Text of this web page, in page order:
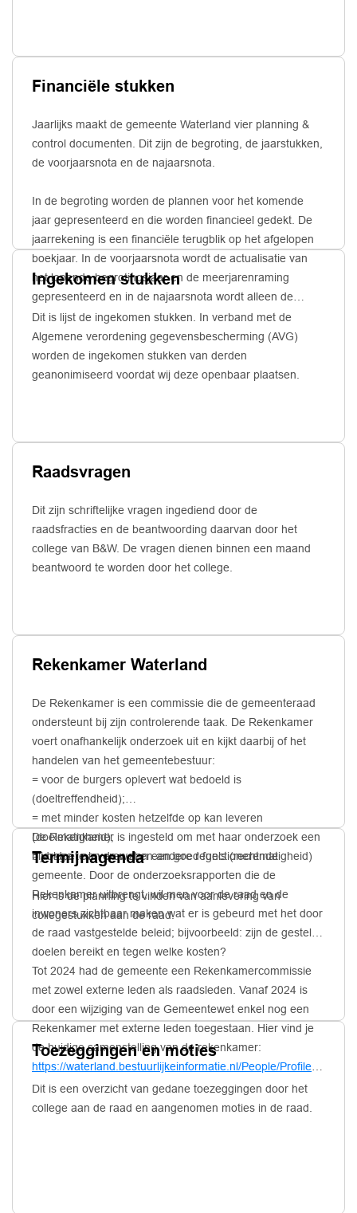
Financiële stukken
Jaarlijks maakt de gemeente Waterland vier planning &
control documenten. Dit zijn de begroting, de jaarstukken,
de voorjaarsnota en de najaarsnota.
In de begroting worden de plannen voor het komende
jaar gepresenteerd en die worden financieel gedekt. De
jaarrekening is een financiële terugblik op het afgelopen
boekjaar. In de voorjaarsnota wordt de actualisatie van
het lopende begrotingsjaar en de meerjarenraming
gepresenteerd en in de najaarsnota wordt alleen de
actualisatie van het lopende begrotingsjaar
gepresenteerd.
Ingekomen stukken
Dit is lijst de ingekomen stukken. In verband met de
Algemene verordening gegevensbescherming (AVG)
worden de ingekomen stukken van derden
geanonimiseerd voordat wij deze openbaar plaatsen.
Raadsvragen
Dit zijn schriftelijke vragen ingediend door de
raadsfracties en de beantwoording daarvan door het
college van B&W. De vragen dienen binnen een maand
beantwoord te worden door het college.
Rekenkamer Waterland
De Rekenkamer is een commissie die de gemeenteraad
ondersteunt bij zijn controlerende taak. De Rekenkamer
voert onafhankelijk onderzoek uit en kijkt daarbij of het
handelen van het gemeentebestuur:
= voor de burgers oplevert wat bedoeld is
(doeltreffendheid);
= met minder kosten hetzelfde op kan leveren
(doelmatigheid);
= voldoet aan de wet en andere regels (rechtmatigheid)
De Rekenkamer is ingesteld om met haar onderzoek een
bijdrage te leveren aan een goed functionerende
gemeente. Door de onderzoeksrapporten die de
Rekenkamer uitbrengt, wil men voor de raad en de
inwoners zichtbaar maken wat er is gebeurd met het door
de raad vastgestelde beleid; bijvoorbeeld: zijn de gestelde
doelen bereikt en tegen welke kosten?
Tot 2024 had de gemeente een Rekenkamercommissie
met zowel externe leden als raadsleden. Vanaf 2024 is
door een wijziging van de Gemeentewet enkel nog een
Rekenkamer met externe leden toegestaan. Hier vind je
de huidige samenstelling van de rekenkamer:
https://waterland.bestuurlijkeinformatie.nl/People/Profiles/
4e49-4560-9c2f-0a61035fb946
Termijnagenda
Hier is de planning te vinden van aanlevering van
collegestukken aan de raad.
Toezeggingen en moties
Dit is een overzicht van gedane toezeggingen door het
college aan de raad en aangenomen moties in de raad.